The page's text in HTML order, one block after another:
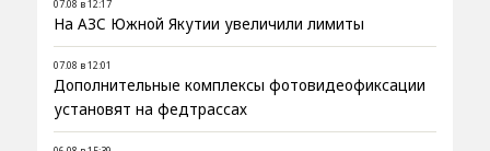
07.08 в 12:17
На АЗС Южной Якутии увеличили лимиты
07.08 в 12:01
Дополнительные комплексы фотовидеофиксации
установят на федтрассах